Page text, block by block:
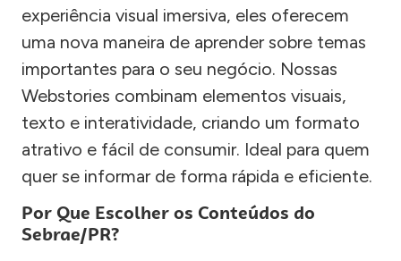
experiência visual imersiva, eles oferecem
uma nova maneira de aprender sobre temas
importantes para o seu negócio. Nossas
Webstories combinam elementos visuais,
texto e interatividade, criando um formato
atrativo e fácil de consumir. Ideal para quem
quer se informar de forma rápida e eficiente.
Por Que Escolher os Conteúdos do
Sebrae/PR?